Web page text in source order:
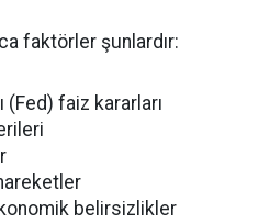
faktörler şunlardır:
(Fed) faiz kararları
belirsizlikler